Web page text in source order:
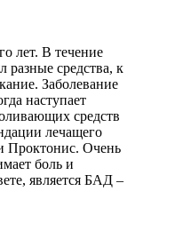
лет. В течение
разные средства, к
Заболевание
наступает
средств
лечащего
Проктонис. Очень
боль и
является БАД –